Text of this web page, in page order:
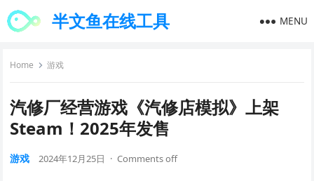
半文鱼在线工具 MENU
Home 游戏
汽修厂经营游戏《汽修店模拟》上架
Steam！2025年发售
游戏 2024年12月25日 · Comments off